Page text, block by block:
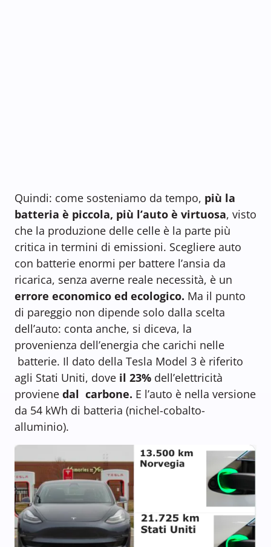
Quindi: come sosteniamo da tempo, più la
batteria è piccola, più l’auto è virtuosa, visto
che la produzione delle celle è la parte più
critica in termini di emissioni. Scegliere auto
con batterie enormi per battere l’ansia da
ricarica, senza averne reale necessità, è un
errore economico ed ecologico. Ma il punto
di pareggio non dipende solo dalla scelta
dell’auto: conta anche, si diceva, la
provenienza dell’energia che carichi nelle
batterie. Il dato della Tesla Model 3 è riferito
agli Stati Uniti, dove il 23% dell’elettricità
proviene dal carbone. E l’auto è nella versione
da 54 kWh di batteria (nichel-cobalto-
alluminio).